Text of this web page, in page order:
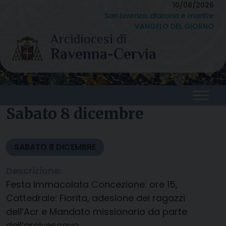
content
10/08/2026
San Lorenzo, diacono e martire
VANGELO DEL GIORNO
Sabato 8 dicembre
SABATO 8 DICEMBRE
Festa Immacolata Concezione: ore 15,
Cattedrale: Fiorita, adesione dei ragazzi
dell’Acr e Mandato missionario da parte